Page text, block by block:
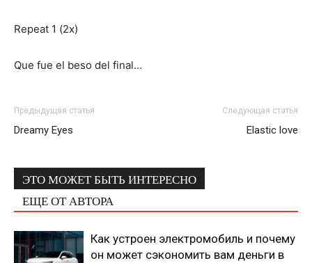
Repeat 1 (2x)
Que fue el beso del final…
Предыдущая статья
Dreamy Eyes
Следующая статья
Elastic love
ЭТО МОЖЕТ БЫТЬ ИНТЕРЕСНО
ЕЩЕ ОТ АВТОРА
Как устроен электромобиль и почему
он может сэкономить вам деньги в